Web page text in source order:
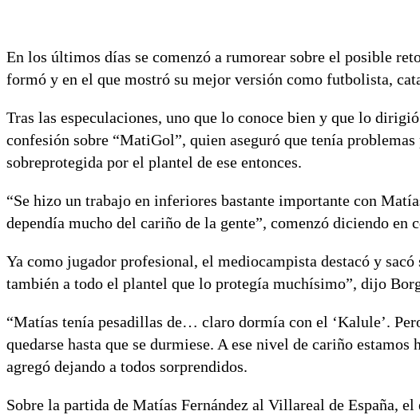
En los últimos días se comenzó a rumorear sobre el posible
formó y en el que mostró su mejor versión como futbolista,
Tras las especulaciones, uno que lo conoce bien y que lo
confesión sobre “MatiGol”, quien aseguró que tenía
sobreprotegida por el plantel de ese entonces.
“Se hizo un trabajo en inferiores bastante importante con
dependía mucho del cariño de la gente”, comenzó diciendo en
Ya como jugador profesional, el mediocampista destacó y
también a todo el plantel que lo protegía muchísimo”, dijo
“Matías tenía pesadillas de… claro dormía con el ‘Kalule’.
quedarse hasta que se durmiese. A ese nivel de cariño
agregó dejando a todos sorprendidos.
Sobre la partida de Matías Fernández al Villareal de España,